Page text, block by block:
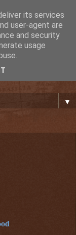
▼
its services
user-agent are
and security
usage